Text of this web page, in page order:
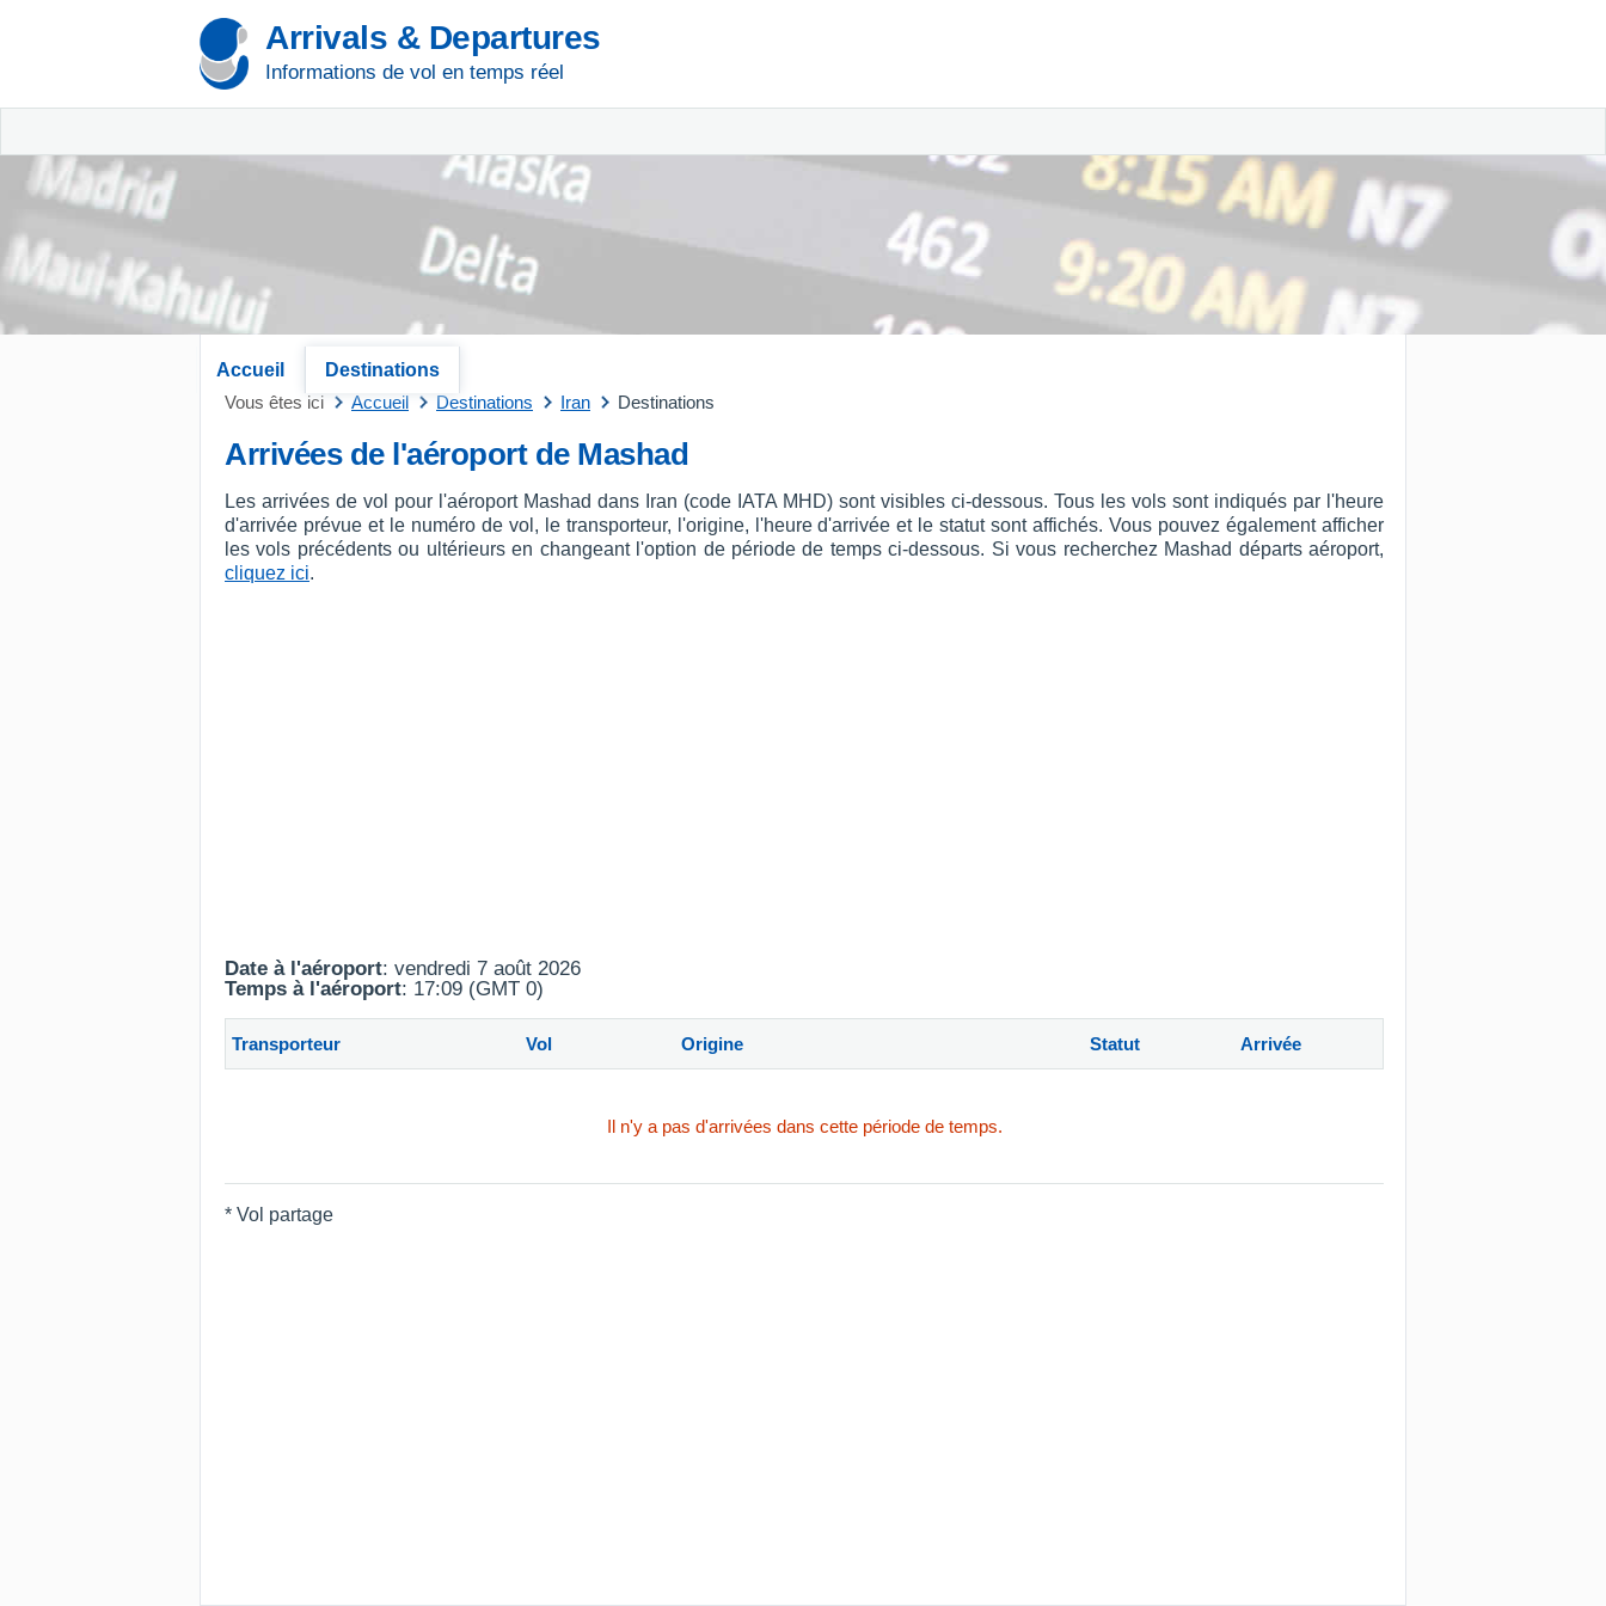
Arrivals & Departures
Informations de vol en temps réel
Accueil
Destinations
Vous êtes ici
Accueil Destinations Iran Destinations
Arrivées de l'aéroport de Mashad
Les arrivées de vol pour l'aéroport Mashad dans Iran (code IATA MHD) sont visibles ci-dessous. Tous les vols sont indiqués par l'heure
d'arrivée prévue et le numéro de vol, le transporteur, l'origine, l'heure d'arrivée et le statut sont affichés. Vous pouvez également afficher
les vols précédents ou ultérieurs en changeant l'option de période de temps ci-dessous. Si vous recherchez Mashad départs aéroport,
cliquez ici.
Date à l'aéroport: vendredi 7 août 2026
Temps à l'aéroport: 17:09 (GMT 0)
Transporteur Vol Origine Statut Arrivée
Il n'y a pas d'arrivées dans cette période de temps.
* Vol partage